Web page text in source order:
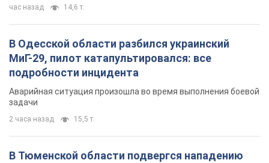
час назад 14,6 т.
В Одесской области разбился украинский
МиГ-29, пилот катапультировался: все
подробности инцидента
Аварийная ситуация произошла во время выполнения боевой
задачи
2 часа назад 15,5 т.
В Тюменской области подвергся нападению